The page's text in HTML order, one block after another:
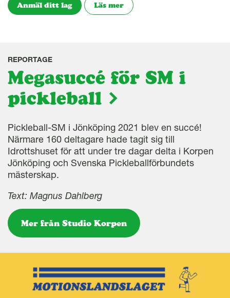
Anmäl ditt lag Läs mer
REPORTAGE
Megasuccé för SM i
pickleball
Pickleball-SM i Jönköping 2021 blev en succé!
Närmare 160 deltagare hade tagit sig till
Idrottshuset för att under tre dagar delta i Korpen
Jönköping och Svenska Pickleballförbundets
mästerskap.
Text: Magnus Dahlberg
Mer från Studio Korpen